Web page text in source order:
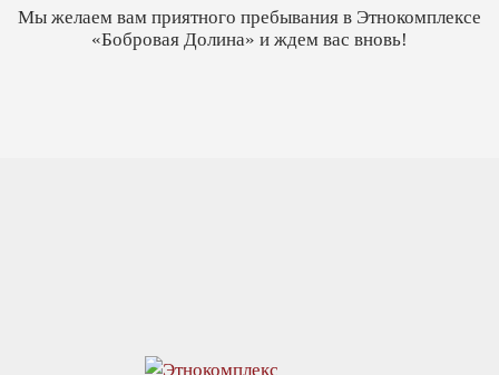
Мы желаем вам приятного пребывания в Этнокомплексе
«Бобровая Долина» и ждем вас вновь!